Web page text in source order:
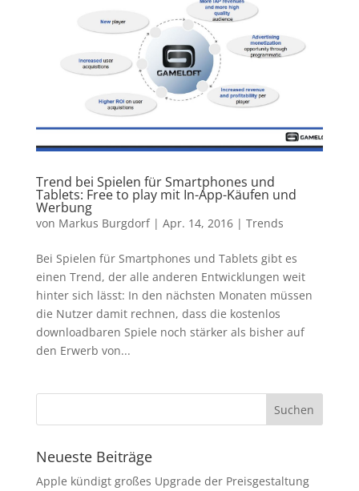
Trend bei Spielen für Smartphones und
Tablets: Free to play mit In-App-Käufen und
Werbung
von Markus Burgdorf| Apr. 14, 2016| Trends
Bei Spielen für Smartphones und Tablets gibt es
einen Trend, der alle anderen Entwicklungen weit
hinter sich lässt: In den nächsten Monaten müssen
die Nutzer damit rechnen, dass die kostenlos
downloadbaren Spiele noch stärker als bisher auf
den Erwerb von...
Neueste Beiträge
Apple kündigt großes Upgrade der Preisgestaltung